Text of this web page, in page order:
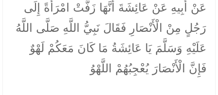
عَنْ أَبِيهِ عَنْ عَائِشَةَ أَنَّهَا زَفَّتْ امْرَأَةً إِلَى
رَجُلٍ مِنْ الْأَنْصَارِ فَقَالَ نَبِيُّ اللَّهِ صَلَّى اللَّهُ
عَلَيْهِ وَسَلَّمَ يَا عَائِشَةُ مَا كَانَ مَعَكُمْ لَهْوٌ
فَإِنَّ الْأَنْصَارَ يُعْجِبُهُمْ اللَّهْوُ